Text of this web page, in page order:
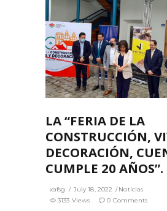
LA “FERIA DE LA
CONSTRUCCIÓN,
DECORACIÓN,
CUMPLE 20 AÑOS”.
xafsg July 18, 2022
Noticias
3133 Views
0 Comments